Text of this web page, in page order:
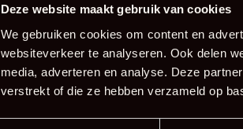
Deze website maakt gebruik van cookies
We gebruiken cookies om content en
websiteverkeer te analyseren. Ook delen
media, adverteren en analyse. Deze
verstrekt of die ze hebben verzameld op